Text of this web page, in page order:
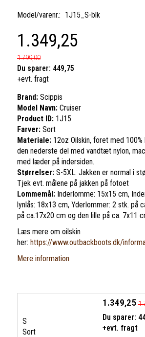
Model/varenr.: 1J15_S-blk
1.349,25
1.799,00
Du sparer: 449,75
+evt. fragt
Brand: Scippis
Model Navn: Cruiser
Product ID: 1J15
Farver: Sort
Materiale: 12oz Oilskin, foret med
den nederste del med vandtæt nylon,
med læder på indersiden.
Størrelser: S-5XL. Jakken er normal i
Tjek evt. målene på jakken på fotoet
Lommemål: Inderlomme: 15x15 cm,
lynlås: 18x13 cm, Yderlommer: 2 stk. på
på ca.17x20 cm og den lille på ca. 7x11
Læs mere om oilskin
her: https://www.outbackboots.dk/
Mere information
S
Sort
1.349,25
Du sparer:
+evt. fragt